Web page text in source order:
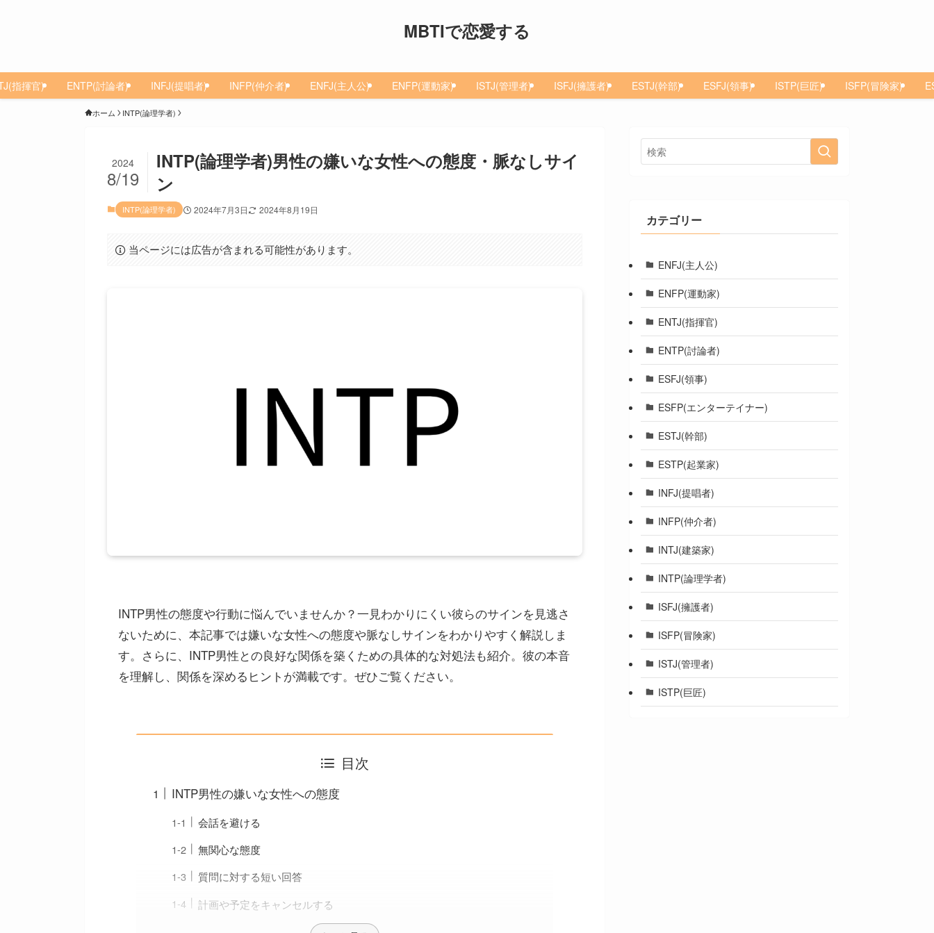
MBTIで恋愛する
指揮官) ENTP(討論者) INFJ(提唱者) INFP(仲介者) ENFJ(主人公) ENFP(運動家) ISTJ(管理者) ISFJ(擁護者) ESTJ(幹部) ESFJ(領事) ISTP(巨匠) ISFP(冒険家)
ホーム INTP(論理学者)
INTP(論理学者)男性の嫌いな女性への態度・脈なしサイ
ン
2024
8/19
INTP(論理学者) 2024年7月3日 2024年8月19日
当ページには広告が含まれる可能性があります。
INTP男性の態度や行動に悩んでいませんか？一見わかりにくい彼らのサインを見逃さ
ないために、本記事では嫌いな女性への態度や脈なしサインをわかりやすく解説しま
す。さらに、INTP男性との良好な関係を築くための具体的な対処法も紹介。彼の本音
を理解し、関係を深めるヒントが満載です。ぜひご覧ください。
目次
INTP男性の嫌いな女性への態度
会話を避ける
無関心な態度
質問に対する短い回答
計画や予定をキャンセルする
カテゴリー
ENFJ(主人公)
ENFP(運動家)
ENTJ(指揮官)
ENTP(討論者)
ESFJ(領事)
ESFP(エンターテイナー)
ESTJ(幹部)
ESTP(起業家)
INFJ(提唱者)
INFP(仲介者)
INTJ(建築家)
INTP(論理学者)
ISFJ(擁護者)
ISFP(冒険家)
ISTJ(管理者)
ISTP(巨匠)